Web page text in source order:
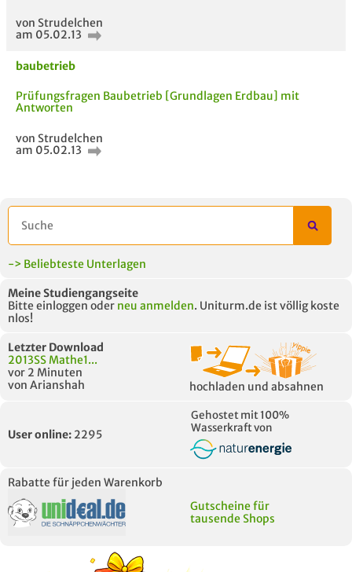
von Strudelchen
am 05.02.13
baubetrieb
Prüfungsfragen Baubetrieb [Grundlagen Erdbau] mit
Antworten
von Strudelchen
am 05.02.13
-> Beliebteste Unterlagen
Meine Studiengangseite
Bitte einloggen oder neu anmelden. Uniturm.de ist völlig koste
nlos!
Letzter Download
2013SS Mathe1...
vor 2 Minuten
von Arianshah
hochladen und absahnen
User online: 2295
Gehostet mit 100%
Wasserkraft von
Rabatte für jeden Warenkorb
Gutscheine für
tausende Shops